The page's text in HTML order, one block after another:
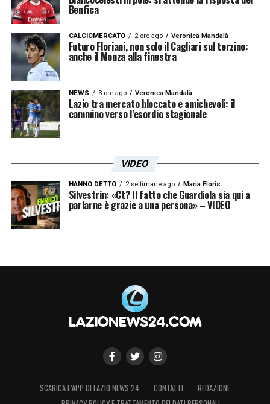
Benfica
CALCIOMERCATO 2 ore ago Veronica Mandalà
Futuro Floriani, non solo il Cagliari sul terzino:
anche il Monza alla finestra
NEWS 3 ore ago Veronica Mandalà
Lazio tra mercato bloccato e amichevoli: il
cammino verso l’esordio stagionale
VIDEO
HANNO DETTO 2 settimane ago Maria Floris
Silvestrin: «Ct? Il fatto che Guardiola sia qui a
parlarne è grazie a una persona» – VIDEO
SCARICA L’APP DI LAZIO NEWS 24 CONTATTI
REDAZIONE